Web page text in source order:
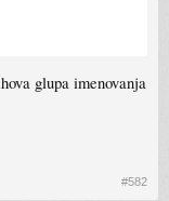
glupa imenovanja
#582